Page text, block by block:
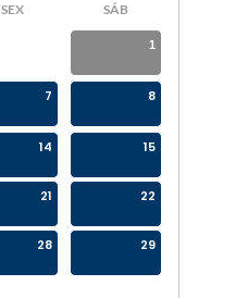
SEX SÁB
1
7 8
14 15
21 22
28 29